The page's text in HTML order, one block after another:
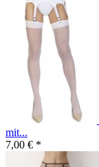
mit...
7,00 € *